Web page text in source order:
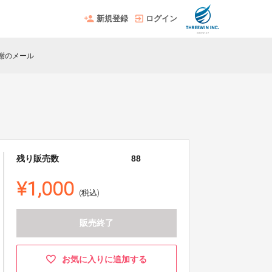
新規登録 ログイン
のメール
残り販売数 88
¥1,000 (税込)
販売終了
お気に入りに追加する